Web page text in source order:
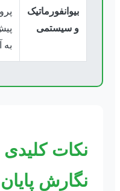
بیوانفورماتیک
و سیستمی
به
نکات کلیدی
نگارش